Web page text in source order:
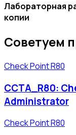
Лабораторная
копии
Советуем
Check Point R80
CCTA_R80:
Administrator
Check Point R80